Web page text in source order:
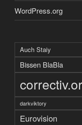
WordPress.org
Auch Staiy
Bissen BlaBla
darkviktory
Eurovision